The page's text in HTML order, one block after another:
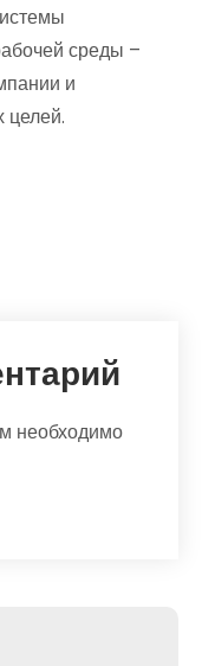
среды –
и
целей.
необходимо